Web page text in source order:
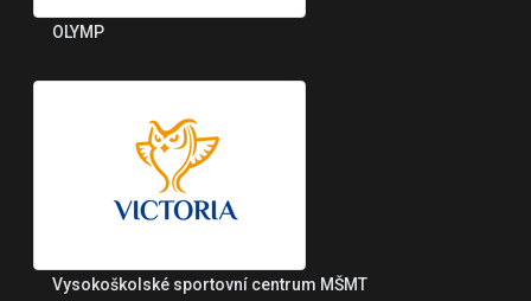
OLYMP
Vysokoškolské sportovní centrum MŠMT